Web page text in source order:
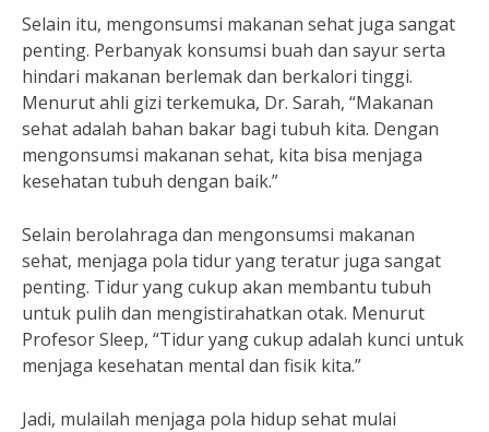
Selain itu, mengonsumsi makanan sehat juga sangat
penting. Perbanyak konsumsi buah dan sayur serta
hindari makanan berlemak dan berkalori tinggi.
Menurut ahli gizi terkemuka, Dr. Sarah, “Makanan
sehat adalah bahan bakar bagi tubuh kita. Dengan
mengonsumsi makanan sehat, kita bisa menjaga
kesehatan tubuh dengan baik.”
Selain berolahraga dan mengonsumsi makanan
sehat, menjaga pola tidur yang teratur juga sangat
penting. Tidur yang cukup akan membantu tubuh
untuk pulih dan mengistirahatkan otak. Menurut
Profesor Sleep, “Tidur yang cukup adalah kunci untuk
menjaga kesehatan mental dan fisik kita.”
Jadi, mulailah menjaga pola hidup sehat mulai